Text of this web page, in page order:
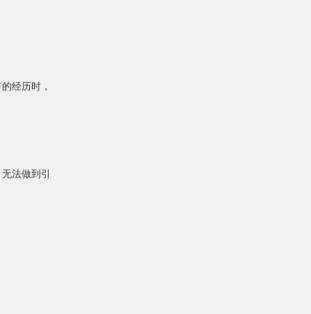
经历时，
法做到引